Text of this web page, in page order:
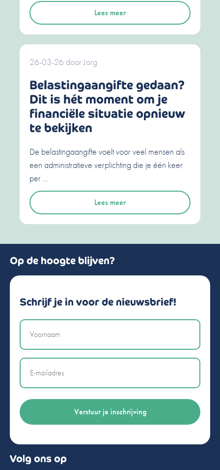
Lees meer
26-03-26 doorJorg
Belastingaangifte gedaan?
Dit is hét moment om je
financiële situatie opnieuw
te bekijken
De belastingaangifte voelt voor veel mensen als
een administratieve verplichting die je één keer
per …
Lees meer
Op de hoogte blijven?
Schrijf je in voor de nieuwsbrief!
Naam
Email
Volg ons op